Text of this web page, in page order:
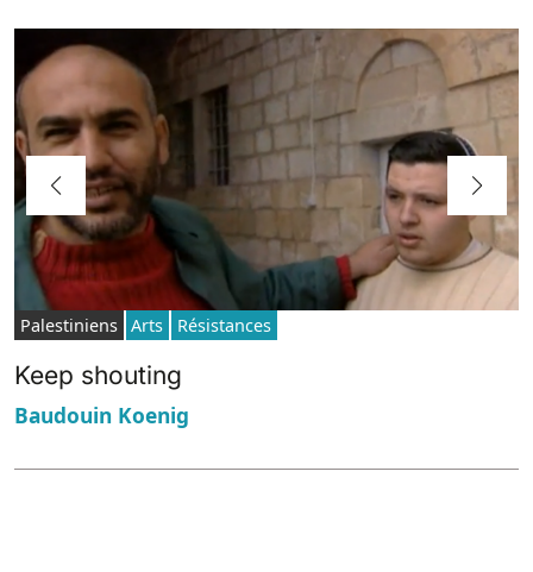
Palestiniens Arts Résistances
Keep shouting
Baudouin Koenig